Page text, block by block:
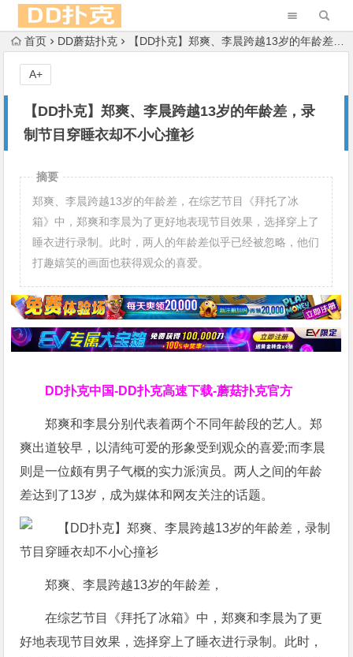
首页 DD蘑菇扑克 【DD扑克】郑爽、李晨跨越13岁的年龄差，录制节目穿睡衣却不小心撞衫
【DD扑克】郑爽、李晨跨越13岁的年龄差，录
制节目穿睡衣却不小心撞衫
A+
摘要
郑爽、李晨跨越13岁的年龄差，在综艺节目《拜托了冰
箱》中，郑爽和李晨为了更好地表现节目效果，选择穿上了
睡衣进行录制。此时，两人的年龄差似乎已经被忽略，他们
打趣嬉笑的画面也获得观众的喜爱。
DD扑克中国-DD扑克高速下载-蘑菇扑克官方
郑爽和李晨分别代表着两个不同年龄段的艺人。郑
爽出道较早，以清纯可爱的形象受到观众的喜爱;而李晨
则是一位颇有男子气概的实力派演员。两人之间的年龄
差达到了13岁，成为媒体和网友关注的话题。
郑爽、李晨跨越13岁的年龄差，
在综艺节目《拜托了冰箱》中，郑爽和李晨为了更
好地表现节目效果，选择穿上了睡衣进行录制。此时，